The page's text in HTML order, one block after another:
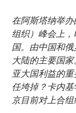
在阿斯塔纳举
组织）峰会上
国。由中国和
大陆的主要国
亚大国利益的
任垮掉？卡内
京目前对上合组